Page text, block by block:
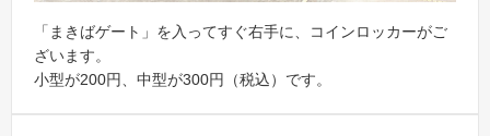
「まきばゲート」を入ってすぐ右手に、コインロッカーがご
ざいます。
小型が200円、中型が300円（税込）です。